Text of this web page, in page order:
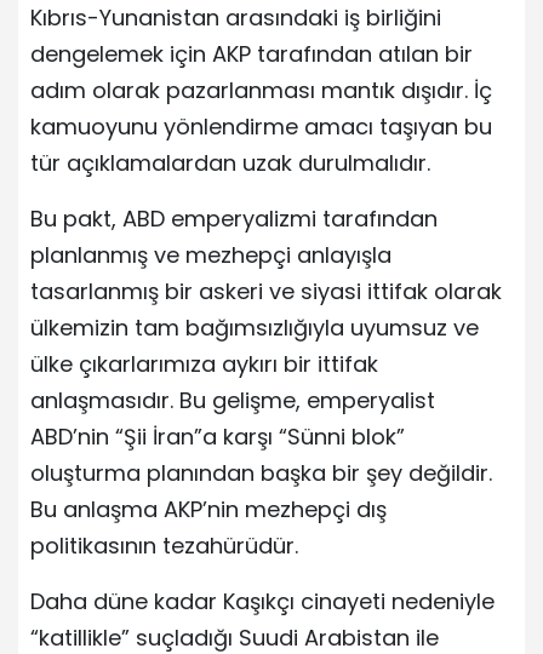
Kıbrıs-Yunanistan arasındaki iş birliğini
dengelemek için AKP tarafından atılan bir
adım olarak pazarlanması mantık dışıdır. İç
kamuoyunu yönlendirme amacı taşıyan bu
tür açıklamalardan uzak durulmalıdır.
Bu pakt, ABD emperyalizmi tarafından
planlanmış ve mezhepçi anlayışla
tasarlanmış bir askeri ve siyasi ittifak olarak
ülkemizin tam bağımsızlığıyla uyumsuz ve
ülke çıkarlarımıza aykırı bir ittifak
anlaşmasıdır. Bu gelişme, emperyalist
ABD’nin “Şii İran”a karşı “Sünni blok”
oluşturma planından başka bir şey değildir.
Bu anlaşma AKP’nin mezhepçi dış
politikasının tezahürüdür.
Daha düne kadar Kaşıkçı cinayeti nedeniyle
“katillikle” suçladığı Suudi Arabistan ile